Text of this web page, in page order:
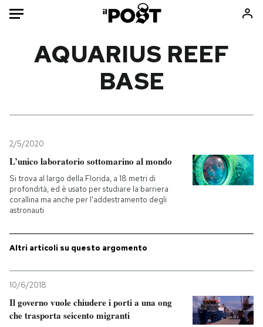
Mondo
Tecnologia
Internet
Scienza
Cultura
Sport
Libri
Ok Boomer!
Media
Europa
Mondiali calcio 2026
PODCAST
AQUARIUS REEF
BASE
2/5/2020
L’unico laboratorio sottomarino al mondo
Si trova al largo della Florida, a 18 metri di
profondità, ed è usato per studiare la barriera
corallina ma anche per l'addestramento degli
astronauti
Altri articoli su questo argomento
10/6/2018
Il governo vuole chiudere i porti a una ong
che trasporta seicento migranti